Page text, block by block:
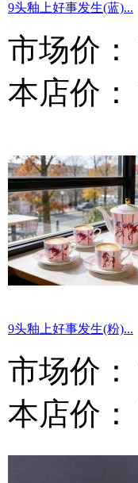
9头釉上好事发生(蓝)...
市场价：
本店价：
9头釉上好事发生(粉)...
市场价：
本店价：